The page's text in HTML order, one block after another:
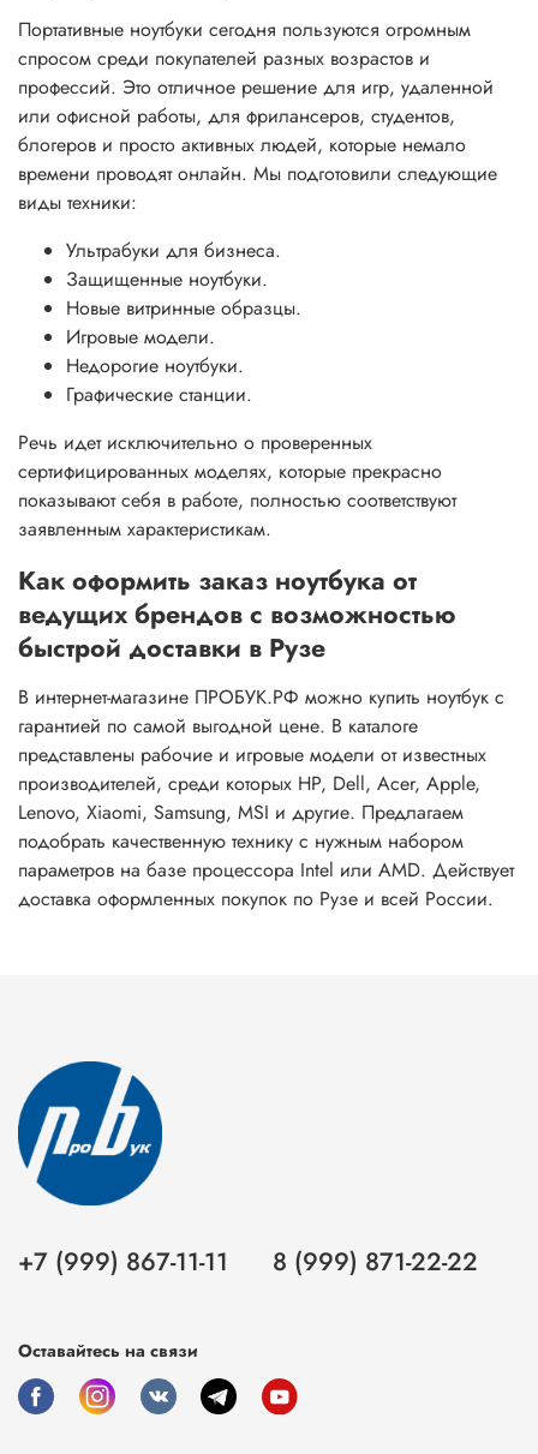
Портативные ноутбуки сегодня пользуются огромным
спросом среди покупателей разных возрастов и
профессий. Это отличное решение для игр, удаленной
или офисной работы, для фрилансеров, студентов,
блогеров и просто активных людей, которые немало
времени проводят онлайн. Мы подготовили следующие
виды техники:
Ультрабуки для бизнеса.
Защищенные ноутбуки.
Новые витринные образцы.
Игровые модели.
Недорогие ноутбуки.
Графические станции.
Речь идет исключительно о проверенных
сертифицированных моделях, которые прекрасно
показывают себя в работе, полностью соответствуют
заявленным характеристикам.
Как оформить заказ ноутбука от
ведущих брендов с возможностью
быстрой доставки в Рузе
В интернет-магазине ПРОБУК.РФ можно купить ноутбук с
гарантией по самой выгодной цене. В каталоге
представлены рабочие и игровые модели от известных
производителей, среди которых HP, Dell, Acer, Apple,
Lenovo, Xiaomi, Samsung, MSI и другие. Предлагаем
подобрать качественную технику с нужным набором
параметров на базе процессора Intel или AMD. Действует
доставка оформленных покупок по Рузе и всей России.
+7 (999) 867-11-11 8 (999) 871-22-22
Оставайтесь на связи